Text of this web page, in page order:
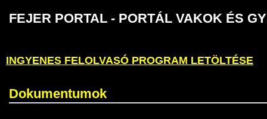
FEJER PORTAL - PORTÁL VAKOK ÉS
INGYENES FELOLVASÓ PROGRAM LETÖLTÉSE
Dokumentumok